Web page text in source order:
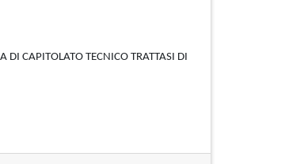
DI CAPITOLATO TECNICO TRATTASI DI